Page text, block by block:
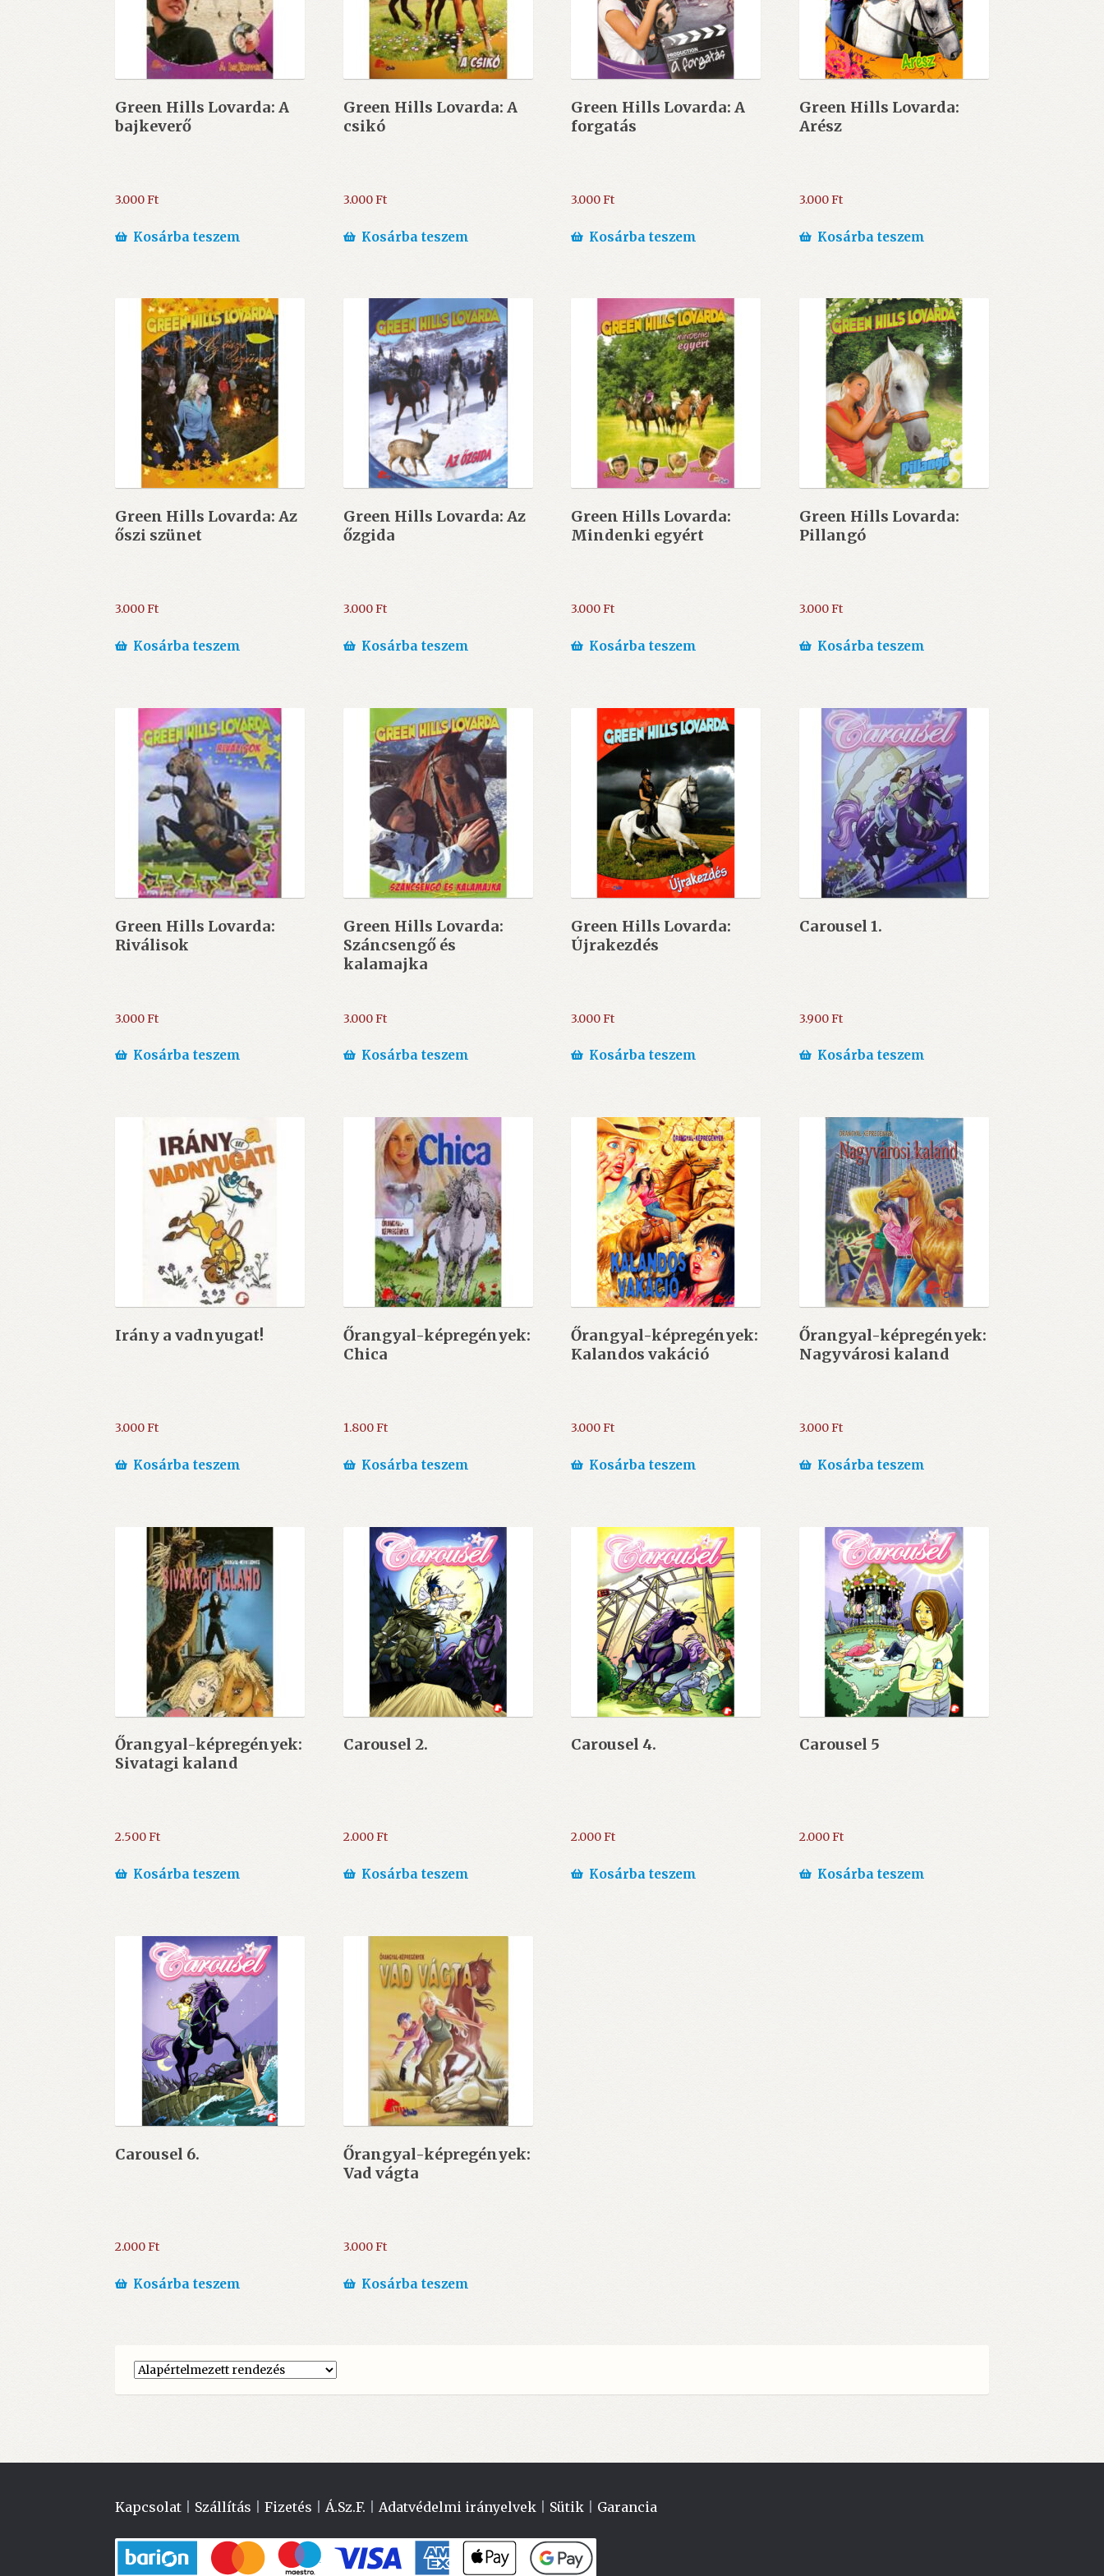
Green Hills Lovarda: A
bajkeverő
3.000Ft
Kosárba teszem
Green Hills Lovarda: A
csikó
3.000Ft
Kosárba teszem
Green Hills Lovarda: A
forgatás
3.000Ft
Kosárba teszem
Green Hills Lovarda:
Arész
3.000Ft
Kosárba teszem
Green Hills Lovarda: Az
őszi szünet
3.000Ft
Kosárba teszem
Green Hills Lovarda: Az
őzgida
3.000Ft
Kosárba teszem
Green Hills Lovarda:
Mindenki egyért
3.000Ft
Kosárba teszem
Green Hills Lovarda:
Pillangó
3.000Ft
Kosárba teszem
Green Hills Lovarda:
Riválisok
3.000Ft
Kosárba teszem
Green Hills Lovarda:
Száncsengő és
kalamajka
3.000Ft
Kosárba teszem
Green Hills Lovarda:
Újrakezdés
3.000Ft
Kosárba teszem
Carousel 1.
3.900Ft
Kosárba teszem
Irány a vadnyugat!
3.000Ft
Kosárba teszem
Őrangyal-képregények:
Chica
1.800Ft
Kosárba teszem
Őrangyal-képregények:
Kalandos vakáció
3.000Ft
Kosárba teszem
Őrangyal-képregények:
Nagyvárosi kaland
3.000Ft
Kosárba teszem
Őrangyal-képregények:
Sivatagi kaland
2.500Ft
Kosárba teszem
Carousel 2.
2.000Ft
Kosárba teszem
Carousel 4.
2.000Ft
Kosárba teszem
Carousel 5
2.000Ft
Kosárba teszem
Carousel 6.
2.000Ft
Kosárba teszem
Őrangyal-képregények:
Vad vágta
3.000Ft
Kosárba teszem
Kapcsolat Szállítás |Fizetés |Á.Sz.F. |Adatvédelmi irányelvek Sütik Garancia